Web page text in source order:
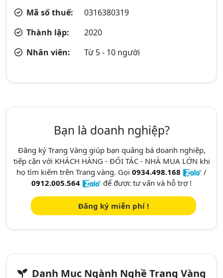
Mã số thuế:
0316380319
Thành lập:
2020
Nhân viên:
Từ 5 - 10 người
Bạn là doanh nghiệp?
Đăng ký Trang Vàng giúp bạn quảng bá doanh nghiệp,
tiếp cận với KHÁCH HÀNG - ĐỐI TÁC - NHÀ MUA LỚN khi
họ tìm kiếm trên Trang vàng. Gọi 0934.498.168
/
0912.005.564
để được tư vấn và hỗ trợ !
Đăng ký miễn phí !
Danh Mục Ngành Nghề Trang Vàng